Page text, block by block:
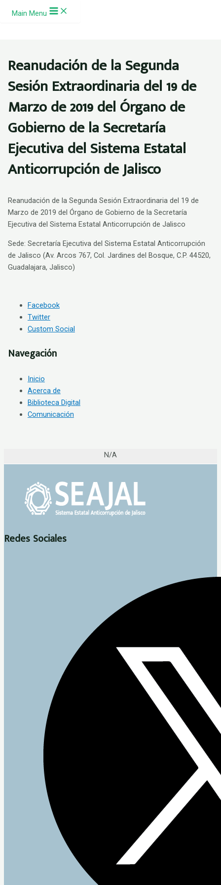
Ir al contenido
Main Menu
Reanudación de la Segunda
Sesión Extraordinaria del 19 de
Marzo de 2019 del Órgano de
Gobierno de la Secretaría
Ejecutiva del Sistema Estatal
Anticorrupción de Jalisco
Reanudación de la Segunda Sesión Extraordinaria del 19 de
Marzo de 2019 del Órgano de Gobierno de la Secretaría
Ejecutiva del Sistema Estatal Anticorrupción de Jalisco
Sede: Secretaría Ejecutiva del Sistema Estatal Anticorrupción
de Jalisco (Av. Arcos 767, Col. Jardines del Bosque, C.P. 44520,
Guadalajara, Jalisco)
Facebook
Twitter
Custom Social
Navegación
Inicio
Acerca de
Biblioteca Digital
Comunicación
N/A
Redes Sociales